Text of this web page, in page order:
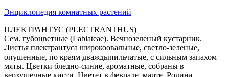
Энциклопедия комнатных растений
ПЛЕКТРАНТУС (PLECTRANTHUS)
Сем. губоцветные (Labiateae). Вечнозеленый кустарник.
Листья плектрантуса широкоовальные, светло-зеленые,
опушенные, по краям дваждыпильчатые, с сильным запахом
мяты. Цветки бледно-синие, ароматные, собраны в